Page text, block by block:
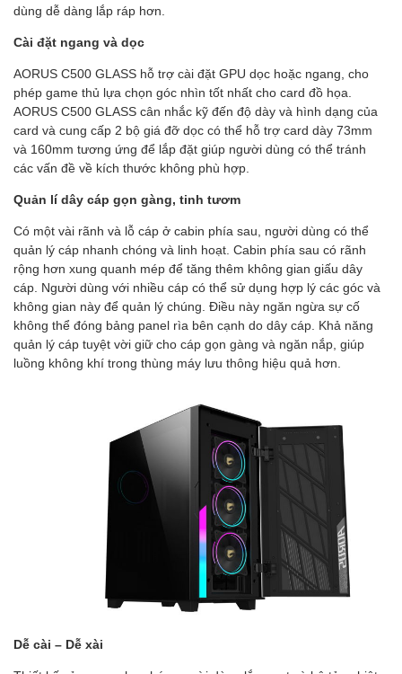
dùng dễ dàng lắp ráp hơn.
Cài đặt ngang và dọc
AORUS C500 GLASS hỗ trợ cài đặt GPU dọc hoặc ngang, cho
phép game thủ lựa chọn góc nhìn tốt nhất cho card đồ họa.
AORUS C500 GLASS cân nhắc kỹ đến độ dày và hình dạng của
card và cung cấp 2 bộ giá đỡ dọc có thể hỗ trợ card dày 73mm
và 160mm tương ứng để lắp đặt giúp người dùng có thể tránh
các vấn đề về kích thước không phù hợp.
Quản lí dây cáp gọn gàng, tinh tươm
Có một vài rãnh và lỗ cáp ở cabin phía sau, người dùng có thể
quản lý cáp nhanh chóng và linh hoạt. Cabin phía sau có rãnh
rộng hơn xung quanh mép để tăng thêm không gian giấu dây
cáp. Người dùng với nhiều cáp có thể sử dụng hợp lý các góc và
không gian này để quản lý chúng. Điều này ngăn ngừa sự cố
không thể đóng bảng panel rìa bên cạnh do dây cáp. Khả năng
quản lý cáp tuyệt vời giữ cho cáp gọn gàng và ngăn nắp, giúp
luồng không khí trong thùng máy lưu thông hiệu quả hơn.
Dễ cài – Dễ xài